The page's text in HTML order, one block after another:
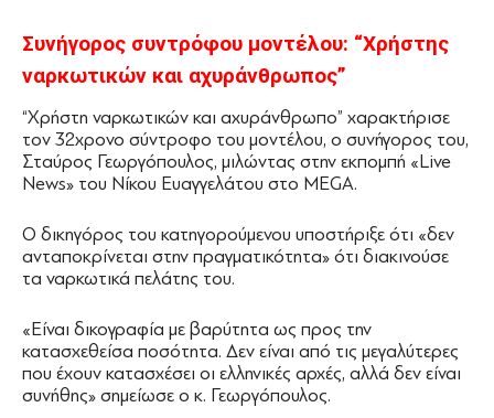
Συνήγορος συντρόφου μοντέλου: “Χρήστης
ναρκωτικών και αχυράνθρωπος”
“Χρήστη ναρκωτικών και αχυράνθρωπο” χαρακτήρισε
τον 32χρονο σύντροφο του μοντέλου, ο συνήγορος του,
Σταύρος Γεωργόπουλος, μιλώντας στην εκπομπή «Live
News» του Νίκου Ευαγγελάτου στο MEGA.
O δικηγόρος του κατηγορούμενου υποστήριξε ότι «δεν
ανταποκρίνεται στην πραγματικότητα» ότι διακινούσε
τα ναρκωτικά πελάτης του.
«Είναι δικογραφία με βαρύτητα ως προς την
κατασχεθείσα ποσότητα. Δεν είναι από τις μεγαλύτερες
που έχουν κατασχέσει οι ελληνικές αρχές, αλλά δεν είναι
συνήθης» σημείωσε ο κ. Γεωργόπουλος.